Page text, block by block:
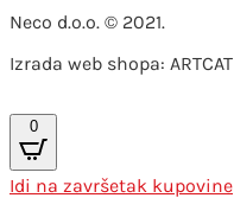
Neco d.o.o. © 2021.
Izrada web shopa: ARTCAT
0
Idi na završetak kupovine